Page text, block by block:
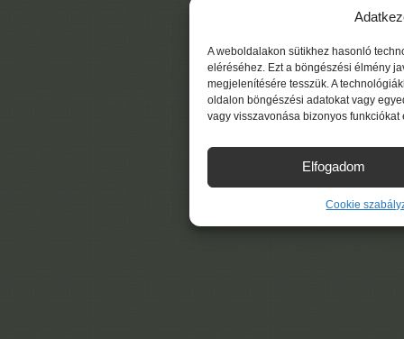
A weboldalakon sütikhez hasonló
eléréséhez. Ezt a böngészési élmény
megjelenítésére tesszük. A
oldalon böngészési adatokat vagy
vagy visszavonása bizonyos
Elfogadom
Cookie